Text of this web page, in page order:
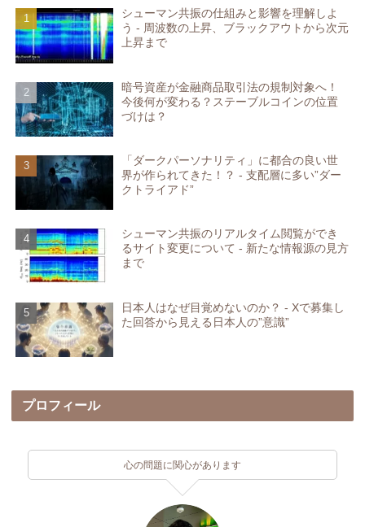
シューマン共振の仕組みと影響を理解しよ
う - 周波数の上昇、ブラックアウトから次元
上昇まで
暗号資産が金融商品取引法の規制対象へ！
今後何が変わる？ステーブルコインの位置
づけは？
「ダークパーソナリティ」に都合の良い世
界が作られてきた！？ - 支配層に多い”ダー
クトライアド”
シューマン共振のリアルタイム閲覧ができ
るサイト変更について - 新たな情報源の見方
まで
日本人はなぜ目覚めないのか？ - Xで募集し
た回答から見える日本人の”意識”
プロフィール
心の問題に関心があります